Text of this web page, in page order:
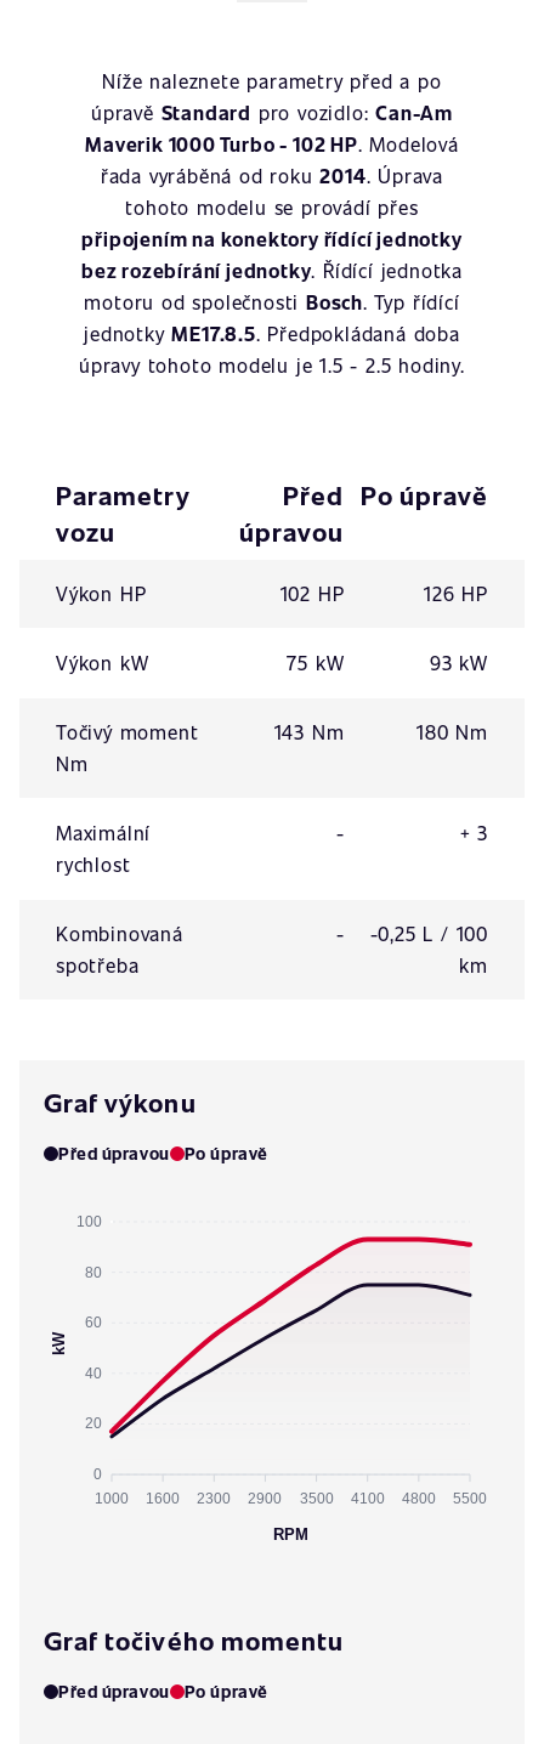
Níže naleznete parametry před a po
úpravě Standard pro vozidlo:Can-Am
Maverik 1000 Turbo - 102 HP. Modelová
řada vyráběná od roku2014. Úprava
tohoto modelu se provádí přes
připojením na konektory řídící jednotky
bez rozebírání jednotky. Řídící jednotka
motoru od společnosti Bosch. Typ řídící
jednotkyME17.8.5. Předpokládaná doba
úpravy tohoto modelu je 1.5 - 2.5 hodiny.
Parametry
vozu
Před
úpravou
Po úpravě
Výkon HP 102 HP 126 HP
Výkon kW 75 kW 93 kW
Točivý moment
Nm
143 Nm 180 Nm
Maximální
rychlost
- + 3
Kombinovaná
spotřeba
-
-0,25 L / 100
km
Graf výkonu
Před úpravou Po úpravě
100
80
60
40
20
0
kW
1000 1600 2300 2900 3500 4100 4800 5500
RPM
Graf točivého momentu
Před úpravou Po úpravě